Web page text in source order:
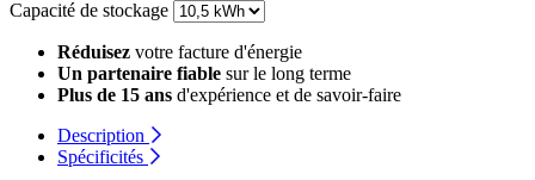
Capacité de stockage
Réduisez votre facture d'énergie
Un partenaire fiable sur le long terme
Plus de 15 ans d'expérience et de savoir-faire
Description
Spécificités